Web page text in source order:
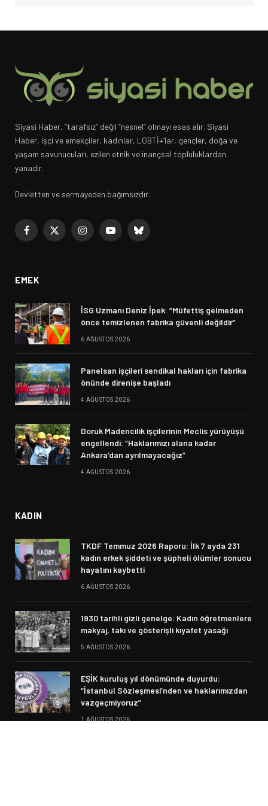
Siyasi Haber, “tarafsız” değil “nesnel” olmayı esas alır. Siyasi
Haber, işçi ve emekçiler, kadınlar, LGBTİ+’lar, gençler, doğa ve
yaşam savunucuları, ezilen etnik ve inançsal topluluklardan
yanadır.
Devletten ve sermayeden bağımsızdır.
Facebook
X
InstagramYouTubeBluesky
EMEK
İSG Uzmanı Deniz İpek: “Müfettiş gelmeden
önce temizlenen fabrika güvenli değildir”
6 AĞUSTOS 2026
Panelsan işçileri sendikal hakları için fabrika
önünde direnişe başladı
4 AĞUSTOS 2026
Doruk Madencilik işçilerinin Meclis yürüyüşü
engellendi: “Haklarımızı alana kadar
Ankara’dan ayrılmayacağız”
4 AĞUSTOS 2026
KADIN
TKDF Temmuz 2026 Raporu: İlk 7 ayda 231
kadın erkek şiddeti ve şüpheli ölümler sonucu
hayatını kaybetti
6 AĞUSTOS 2026
1930 tarihli gizli genelge: Kadın öğretmenlere
makyaj, takı ve gösterişli kıyafet yasağı
5 AĞUSTOS 2026
EŞİK kuruluş yıl dönümünde duyurdu:
“İstanbul Sözleşmesi’nden ve haklarımızdan
vazgeçmiyoruz”
1 AĞUSTOS 2026